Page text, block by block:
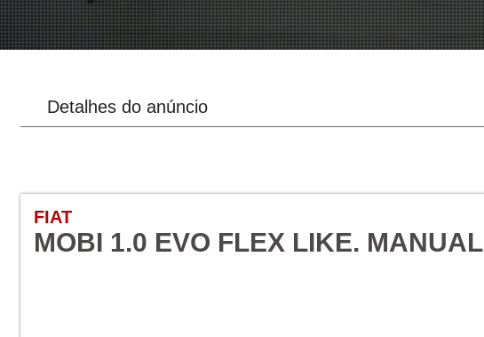
Detalhes do anúncio
FIAT
MOBI 1.0 EVO FLEX LIKE. MANUAL